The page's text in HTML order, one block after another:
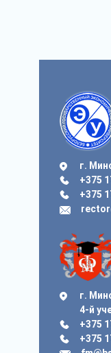
г.
+375
+375
г.
4-й
+375
+375